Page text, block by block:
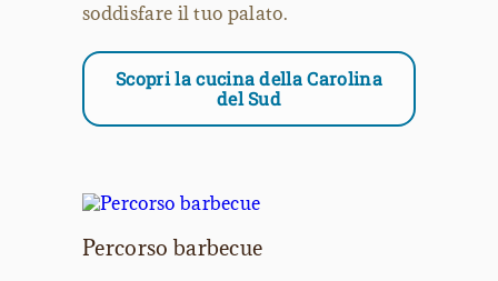
soddisfare il tuo palato.
Scopri la cucina della Carolina
del Sud
Percorso barbecue